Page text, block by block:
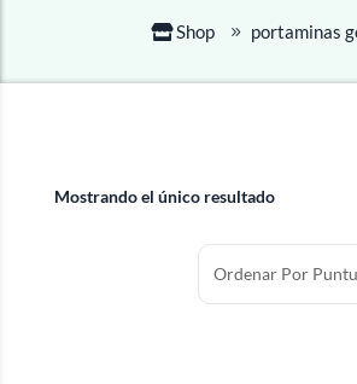
Shop portaminas
Mostrando el único resultado